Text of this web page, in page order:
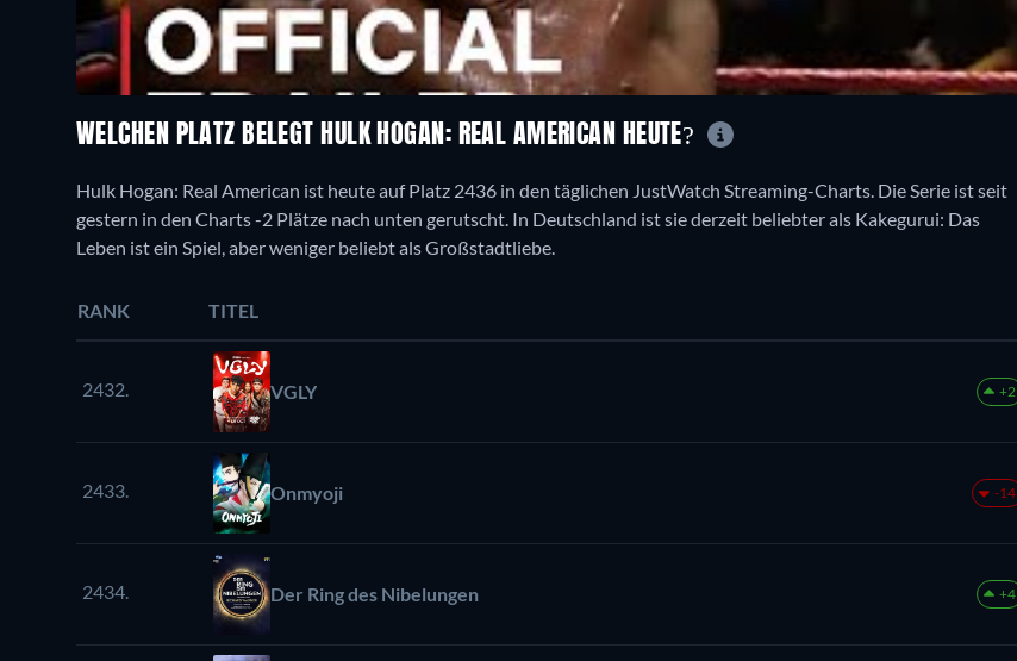
WELCHEN PLATZ BELEGT HULK HOGAN: REAL AMERICAN HEUTE?
Hulk Hogan: Real American ist heute auf Platz 2436 in den täglichen JustWatch Streaming-Charts. Die Serie ist seit
gestern in den Charts -2 Plätze nach unten gerutscht. In Deutschland ist sie derzeit beliebter als Kakegurui: Das
Leben ist ein Spiel, aber weniger beliebt als Großstadtliebe.
RANK TITEL
2432. VGLY +2
2433. Onmyoji -14
2434. Der Ring des Nibelungen +4